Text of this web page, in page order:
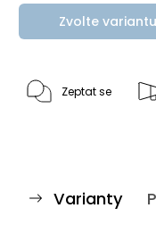
Zvolte variantu
Zeptat se
Varianty